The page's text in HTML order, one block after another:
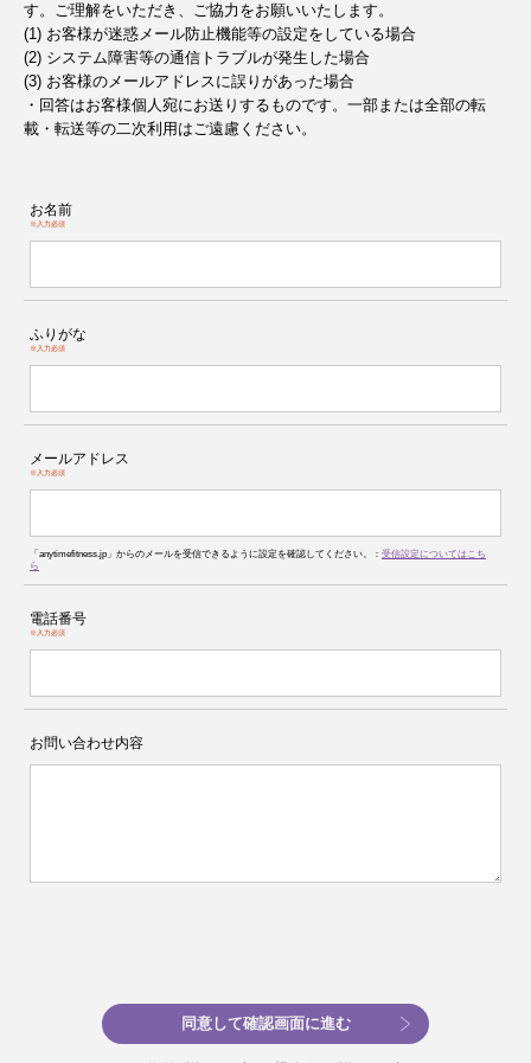
す。ご理解をいただき、ご協力をお願いいたします。
(1) お客様が迷惑メール防止機能等の設定をしている場合
(2) システム障害等の通信トラブルが発生した場合
(3) お客様のメールアドレスに誤りがあった場合
・回答はお客様個人宛にお送りするものです。一部または全部の転
載・転送等の二次利用はご遠慮ください。
お名前
※入力必須
ふりがな
※入力必須
メールアドレス
※入力必須
「anytimefitness.jp」からのメールを受信できるように設定を確認してください。： 受信設定についてはこち
ら
電話番号
※入力必須
お問い合わせ内容